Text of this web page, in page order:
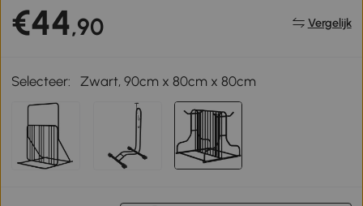
€44,90 Vergelijk
Selecteer: Zwart, 90cm x 80cm x 80cm